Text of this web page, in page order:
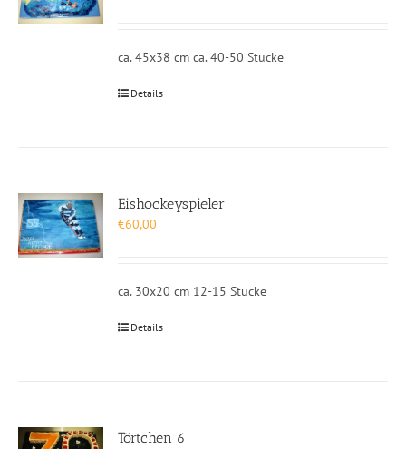
ca. 45x38 cm ca. 40-50 Stücke
Details
Eishockeyspieler
€60,00
ca. 30x20 cm 12-15 Stücke
Details
Törtchen 6